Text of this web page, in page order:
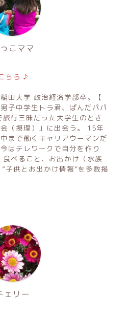
こママ
ちら ♪
田大学 政治経済学部卒。【
子中学生トラ君、ぱんだパパ
行三昧だった大学生のとき
（摂理）」に出会う。 15年
まで働くキャリアウーマンだ
はテレワークで自分を作り
べること、お出かけ（水族
子供とお出かけ情報”を多数掲
ェリー